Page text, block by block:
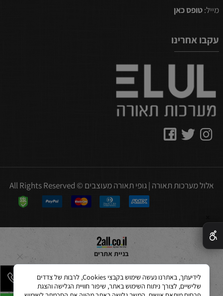
מייל:טופס כאן
עקבו אחרינו
אלול מערכות תאורה | גופי תאורה מעוצבים © All Rights Reserved
בניית אתרים
לידיעתך, באתרנו נעשה שימוש בקבצי Cookies, לרבות של צדדים
שלישיים, לצורך ניתוח השימוש באתר, שיפור חוויית הגלישה והצגת